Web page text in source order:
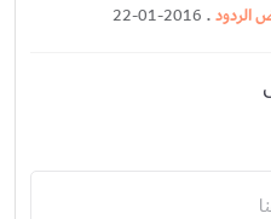
الردود.
22-01-2016